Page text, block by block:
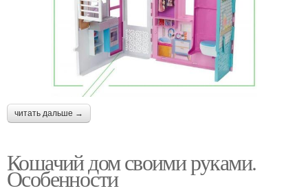
читать дальше →
Кошачий дом своими руками.
Особенности